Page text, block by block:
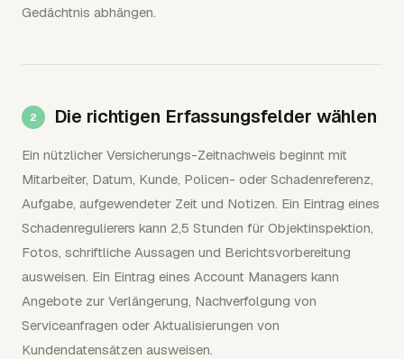
Gedächtnis abhängen.
Die richtigen Erfassungsfelder wählen
Ein nützlicher Versicherungs-Zeitnachweis beginnt mit
Mitarbeiter, Datum, Kunde, Policen- oder Schadenreferenz,
Aufgabe, aufgewendeter Zeit und Notizen. Ein Eintrag eines
Schadenregulierers kann 2,5 Stunden für Objektinspektion,
Fotos, schriftliche Aussagen und Berichtsvorbereitung
ausweisen. Ein Eintrag eines Account Managers kann
Angebote zur Verlängerung, Nachverfolgung von
Serviceanfragen oder Aktualisierungen von
Kundendatensätzen ausweisen.